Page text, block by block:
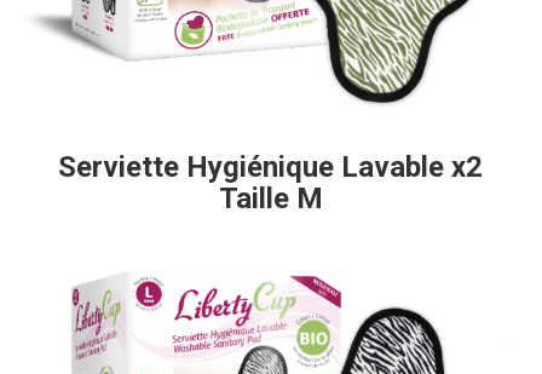
Serviette Hygiénique Lavable x2
Taille M